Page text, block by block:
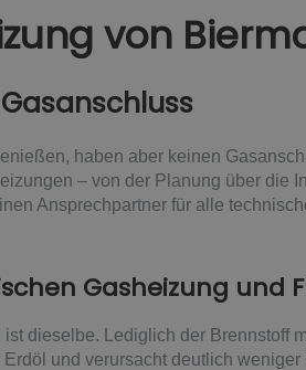
von
haben aber keinen
– von der Planung über die
Ansprechpartner für alle
Gasheizung und
dieselbe. Lediglich der Brennstoff
und verursacht deutlich